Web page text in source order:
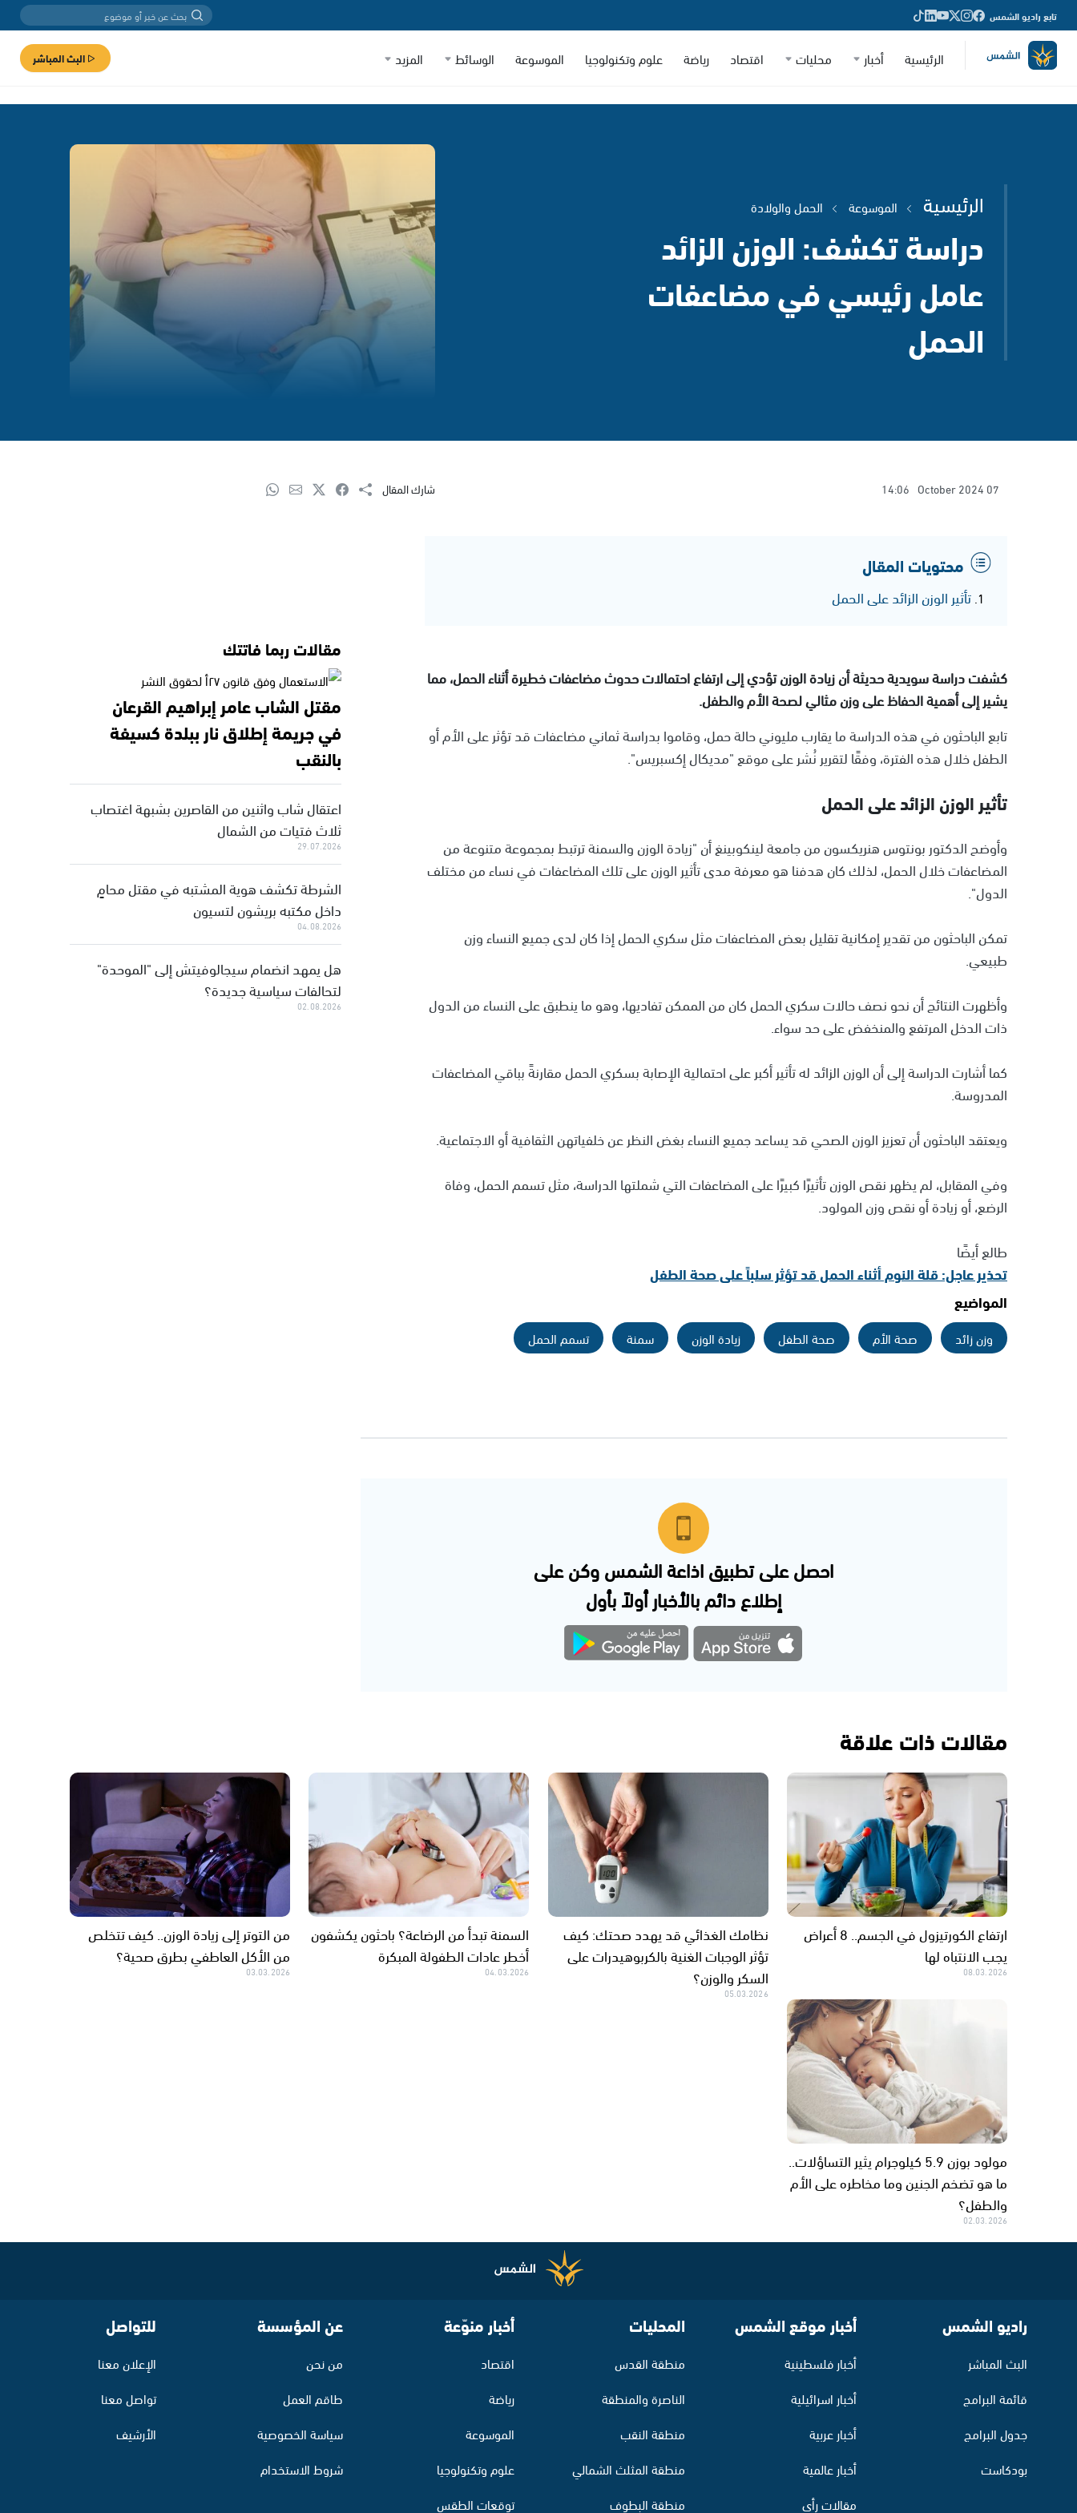
تابع راديو الشمس
الرئيسية أخبار محليات اقتصاد رياضة علوم وتكنولوجيا الموسوعة الوسائط المزيد البث المباشر
الرئيسية الموسوعة الحمل والولادة
دراسة تكشف: الوزن الزائد
عامل رئيسي في مضاعفات
الحمل
07 October 2024
14:06 شارك المقال
محتويات المقال
تأثير الوزن الزائد على الحمل
كشفت دراسة سويدية حديثة أن زيادة الوزن تؤدي إلى ارتفاع احتمالات حدوث مضاعفات خطيرة أثناء الحمل، مما
يشير إلى أهمية الحفاظ على وزن مثالي لصحة الأم والطفل.
تابع الباحثون في هذه الدراسة ما يقارب مليوني حالة حمل، وقاموا بدراسة ثماني مضاعفات قد تؤثر على الأم أو
الطفل خلال هذه الفترة، وفقًا لتقرير نُشر على موقع "مديكال إكسبريس".
تأثير الوزن الزائد على الحمل
وأوضح الدكتور بونتوس هنريكسون من جامعة لينكوبينغ أن "زيادة الوزن والسمنة ترتبط بمجموعة متنوعة من
المضاعفات خلال الحمل، لذلك كان هدفنا هو معرفة مدى تأثير الوزن على تلك المضاعفات في نساء من مختلف
الدول".
تمكن الباحثون من تقدير إمكانية تقليل بعض المضاعفات مثل سكري الحمل إذا كان لدى جميع النساء وزن
طبيعي.
وأظهرت النتائج أن نحو نصف حالات سكري الحمل كان من الممكن تفاديها، وهو ما ينطبق على النساء من الدول
ذات الدخل المرتفع والمنخفض على حد سواء.
كما أشارت الدراسة إلى أن الوزن الزائد له تأثير أكبر على احتمالية الإصابة بسكري الحمل مقارنةً بباقي المضاعفات
المدروسة.
ويعتقد الباحثون أن تعزيز الوزن الصحي قد يساعد جميع النساء بغض النظر عن خلفياتهن الثقافية أو الاجتماعية.
وفي المقابل، لم يظهر نقص الوزن تأثيرًا كبيرًا على المضاعفات التي شملتها الدراسة، مثل تسمم الحمل، وفاة
الرضع، أو زيادة أو نقص وزن المولود.
طالع أيضًا
تحذير عاجل: قلة النوم أثناء الحمل قد تؤثر سلباً على صحة الطفل
المواضيع
وزن زائد صحة الأم صحة الطفل زيادة الوزن سمنة تسمم الحمل
احصل على تطبيق اذاعة الشمس وكن على
إطلاع دائم بالأخبار أولاً بأول
مقالات ربما فاتتك
مقتل الشاب عامر إبراهيم القرعان
في جريمة إطلاق نار ببلدة كسيفة
بالنقب
اعتقال شاب واثنين من القاصرين بشبهة اغتصاب
ثلاث فتيات من الشمال
29.07.2026
الشرطة تكشف هوية المشتبه في مقتل محامٍ
داخل مكتبه بريشون لتسيون
04.08.2026
هل يمهد انضمام سيجالوفيتش إلى "الموحدة"
لتحالفات سياسية جديدة؟
02.08.2026
مقالات ذات علاقة
ارتفاع الكورتيزول في الجسم.. 8 أعراض
يجب الانتباه لها
08.03.2026
نظامك الغذائي قد يهدد صحتك: كيف
تؤثر الوجبات الغنية بالكربوهيدرات على
السكر والوزن؟
05.03.2026
السمنة تبدأ من الرضاعة؟ باحثون يكشفون
أخطر عادات الطفولة المبكرة
04.03.2026
من التوتر إلى زيادة الوزن.. كيف تتخلص
من الأكل العاطفي بطرق صحية؟
03.03.2026
مولود بوزن 5.9 كيلوجرام يثير التساؤلات..
ما هو تضخم الجنين وما مخاطره على الأم
والطفل؟
02.03.2026
راديو الشمس
البث المباشر
قائمة البرامج
جدول البرامج
بودكاست
أخبار موقع الشمس
أخبار فلسطينية
أخبار اسرائيلية
أخبار عربية
أخبار عالمية
مقالات رأي
المحليات
منطقة القدس
الناصرة والمنطقة
منطقة النقب
منطقة المثلث الشمالي
منطقة البطوف
أخبار منوّعة
اقتصاد
رياضة
الموسوعة
علوم وتكنولوجيا
توقعات الطقس
عن المؤسسة
من نحن
طاقم العمل
سياسة الخصوصية
شروط الاستخدام
للتواصل
الإعلان معنا
تواصل معنا
الأرشيف